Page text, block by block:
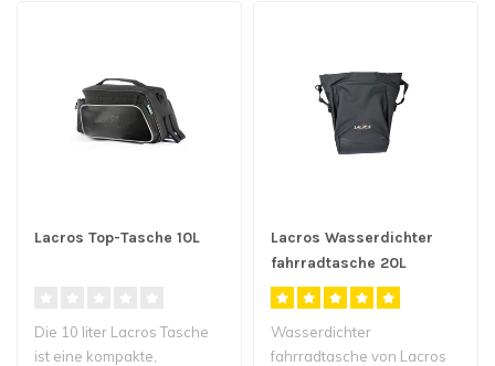
Lacros Top-Tasche 10L
Die 10 liter Lacros Tasche
ist eine kompakte,
Lacros Wasserdichter
fahrradtasche 20L
Wasserdichter
fahrradtasche von Lacros